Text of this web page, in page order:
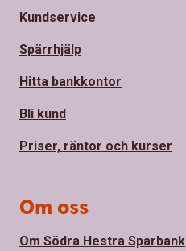
Kundservice
Spärrhjälp
Hitta bankkontor
Bli kund
Priser, räntor och kurser
Om oss
Om Södra Hestra Sparbank